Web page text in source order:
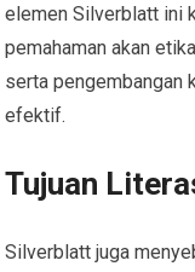
elemen Silverblatt ini
pemahaman akan
serta pengembangan
efektif.
Tujuan
Silverblatt juga